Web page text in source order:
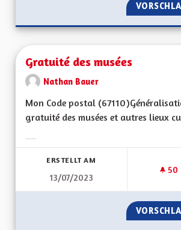
Gratuité des musées
Nathan Bauer
Mon Code postal
gratuité des musées et autres lieux
ERSTELLT AM
13/07/2023
50